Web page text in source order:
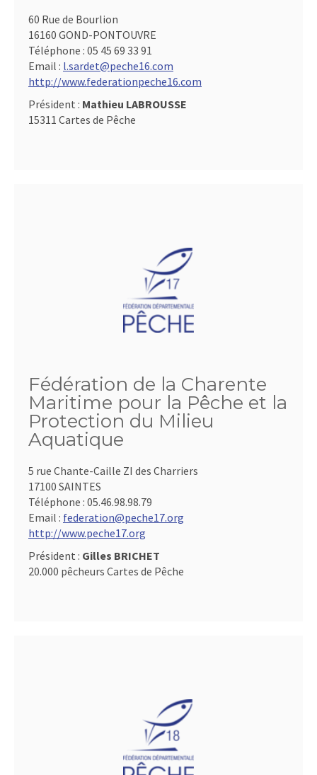
60 Rue de Bourlion
16160 GOND-PONTOUVRE
Téléphone : 05 45 69 33 91
Email : l.sardet@peche16.com
http://www.federationpeche16.com
Président : Mathieu LABROUSSE
15311 Cartes de Pêche
Fédération de la Charente
Maritime pour la Pêche et la
Protection du Milieu
Aquatique
5 rue Chante-Caille ZI des Charriers
17100 SAINTES
Téléphone : 05.46.98.98.79
Email : federation@peche17.org
http://www.peche17.org
Président : Gilles BRICHET
20.000 pêcheurs Cartes de Pêche